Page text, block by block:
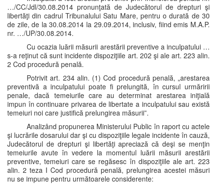
…/CC/Jdl/30.08.2014 pronunţată de Judecătorul de drepturi şi
libertăţi din cadrul Tribunalului Satu Mare, pentru o durată de 30
de zile, de la 30.08.2014 la 29.09.2014, inclusiv, fiind emis M.A.P.
nr. …/UP/30.08.2014.
Cu ocazia luării măsurii arestării preventive a inculpatului …
s-a reţinut că sunt incidente dispoziţiile art. 202 şi ale art. 223 alin.
2 Cod procedură penală.
Potrivit art. 234 alin. (1) Cod procedură penală, „arestarea
preventivă a inculpatului poate fi prelungită, în cursul urmăririi
penale, dacă temeiurile care au determinat arestarea iniţială
impun în continuare privarea de libertate a inculpatului sau există
temeiuri noi care justifică prelungirea măsurii”.
Analizând propunerea Ministerului Public în raport cu actele
şi lucrările dosarului dar şi cu dispoziţiile legale incidente în cauză,
Judecătorul de drepturi şi libertăţi apreciază că deşi se menţin
temeiurile avute în vedere la momentul luării măsurii arestării
preventive, temeiuri care se regăsesc în dispoziţiile ale art. 223
alin. 2 teza I Cod procedură penală, prelungirea acestei măsuri
nu se impune pentru următoarele considerente: